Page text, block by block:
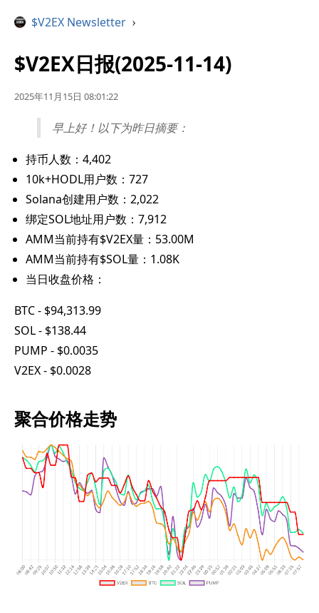
$V2EX Newsletter ›
$V2EX日报(2025-11-14)
2025年11月15日 08:01:22
早上好！以下为昨日摘要：
持币人数：4,402
10k+HODL用户数：727
Solana创建用户数：2,022
绑定SOL地址用户数：7,912
AMM当前持有$V2EX量：53.00M
AMM当前持有$SOL量：1.08K
当日收盘价格：
BTC - $94,313.99
SOL - $138.44
PUMP - $0.0035
V2EX - $0.0028
聚合价格走势